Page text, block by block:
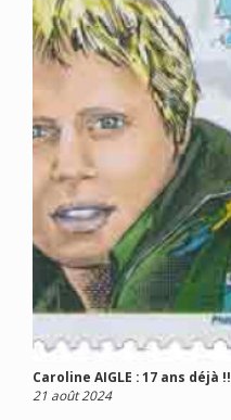
Caroline AIGLE : 17 ans déjà !!
21 août 2024